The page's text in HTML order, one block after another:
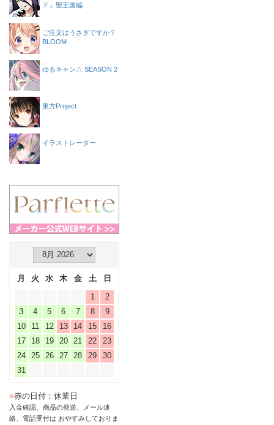
ド」聖王国編
ご注文はうさぎですか？
BLOOM
ゆるキャン△ SEASON 2
東方Project
イラストレーター
月 火 水 木 金 土
日
1
2
3
4 5 6 7 8
9
10
11 12 13 14 15
16
17
18 19 20 21 22
23
24
25 26 27 28 29
30
31
■赤の日付：休業日
入金確認、商品の発送、メール連
絡、電話受付は おやすみしておりま